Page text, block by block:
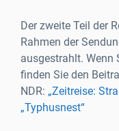
Der zweite Teil der
Rahmen der
ausgestrahlt. Wenn
finden Sie den
NDR: „Zeitreise:
„Typhusnest“